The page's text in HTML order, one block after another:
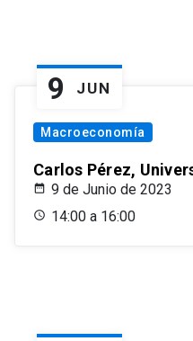
9 JUN
Macroeconomía
Carlos Pérez,
9 de Junio de 2023
14:00 a 16:00